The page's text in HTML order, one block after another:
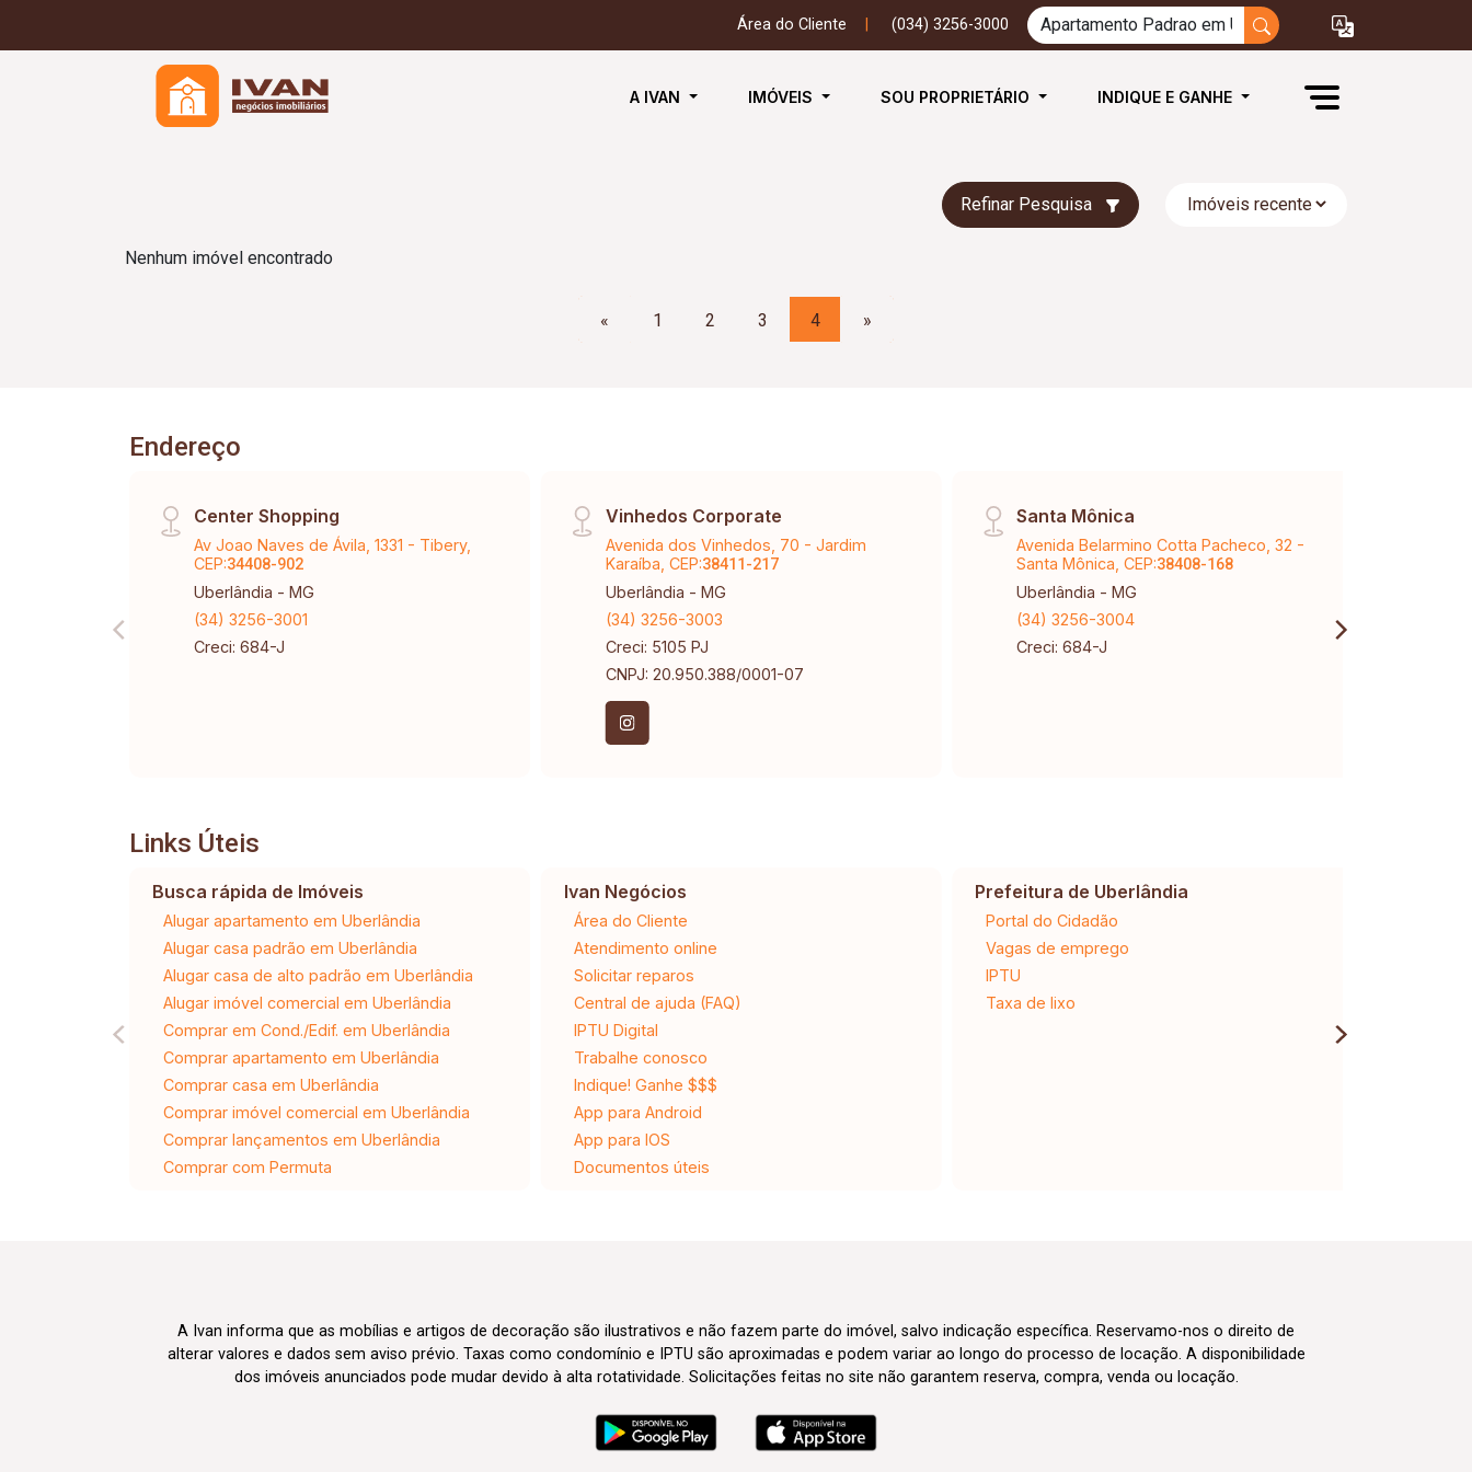
Área do Cliente (034) 3256-3000
A IVAN IMÓVEIS SOU PROPRIETÁRIO INDIQUE E GANHE
Refinar Pesquisa
Nenhum imóvel encontrado
« 1 2 3 4 »
Endereço
Center Shopping
Av Joao Naves de Ávila, 1331 - Tibery,
CEP:34408-902
Uberlândia - MG
(34) 3256-3001
Creci: 684-J
Vinhedos Corporate
Avenida dos Vinhedos, 70 - Jardim
Karaíba, CEP:38411-217
Uberlândia - MG
(34) 3256-3003
Creci: 5105 PJ
CNPJ: 20.950.388/0001-07
Santa Mônica
Avenida Belarmino Cotta Pacheco, 32 -
Santa Mônica, CEP:38408-168
Uberlândia - MG
(34) 3256-3004
Creci: 684-J
Links Úteis
Busca rápida de Imóveis
Alugar apartamento em Uberlândia
Alugar casa padrão em Uberlândia
Alugar casa de alto padrão em Uberlândia
Alugar imóvel comercial em Uberlândia
Comprar em Cond./Edif. em Uberlândia
Comprar apartamento em Uberlândia
Comprar casa em Uberlândia
Comprar imóvel comercial em Uberlândia
Comprar lançamentos em Uberlândia
Comprar com Permuta
Ivan Negócios
Área do Cliente
Atendimento online
Solicitar reparos
Central de ajuda (FAQ)
IPTU Digital
Trabalhe conosco
Indique! Ganhe $$$
App para Android
App para IOS
Documentos úteis
Prefeitura de Uberlândia
Portal do Cidadão
Vagas de emprego
IPTU
Taxa de lixo
A Ivan informa que as mobílias e artigos de decoração são ilustrativos e não fazem parte do imóvel, salvo indicação específica. Reservamo-nos o direito de
alterar valores e dados sem aviso prévio. Taxas como condomínio e IPTU são aproximadas e podem variar ao longo do processo de locação. A disponibilidade
dos imóveis anunciados pode mudar devido à alta rotatividade. Solicitações feitas no site não garantem reserva, compra, venda ou locação.